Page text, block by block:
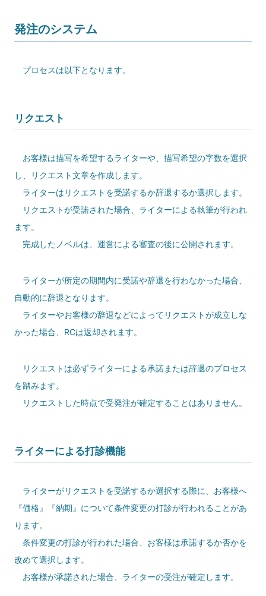
発注のシステム
プロセスは以下となります。
リクエスト
お客様は描写を希望するライターや、描写希望の字数を選択
し、リクエスト文章を作成します。
ライターはリクエストを受諾するか辞退するか選択します。
リクエストが受諾された場合、ライターによる執筆が行われ
ます。
完成したノベルは、運営による審査の後に公開されます。
ライターが所定の期間内に受諾や辞退を行わなかった場合、
自動的に辞退となります。
ライターやお客様の辞退などによってリクエストが成立しな
かった場合、RCは返却されます。
リクエストは必ずライターによる承諾または辞退のプロセス
を踏みます。
リクエストした時点で受発注が確定することはありません。
ライターによる打診機能
ライターがリクエストを受諾するか選択する際に、お客様へ
『価格』『納期』について条件変更の打診が行われることがあ
ります。
条件変更の打診が行われた場合、お客様は承諾するか否かを
改めて選択します。
お客様が承諾された場合、ライターの受注が確定します。